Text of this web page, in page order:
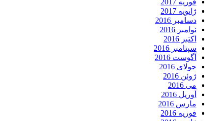
ژانویه 2017
دسامبر 2016
نوامبر 2016
اکتبر 2016
سپتامبر 2016
آگوست 2016
جولای 2016
ژوئن 2016
می 2016
آوریل 2016
مارس 2016
فوریه 2016